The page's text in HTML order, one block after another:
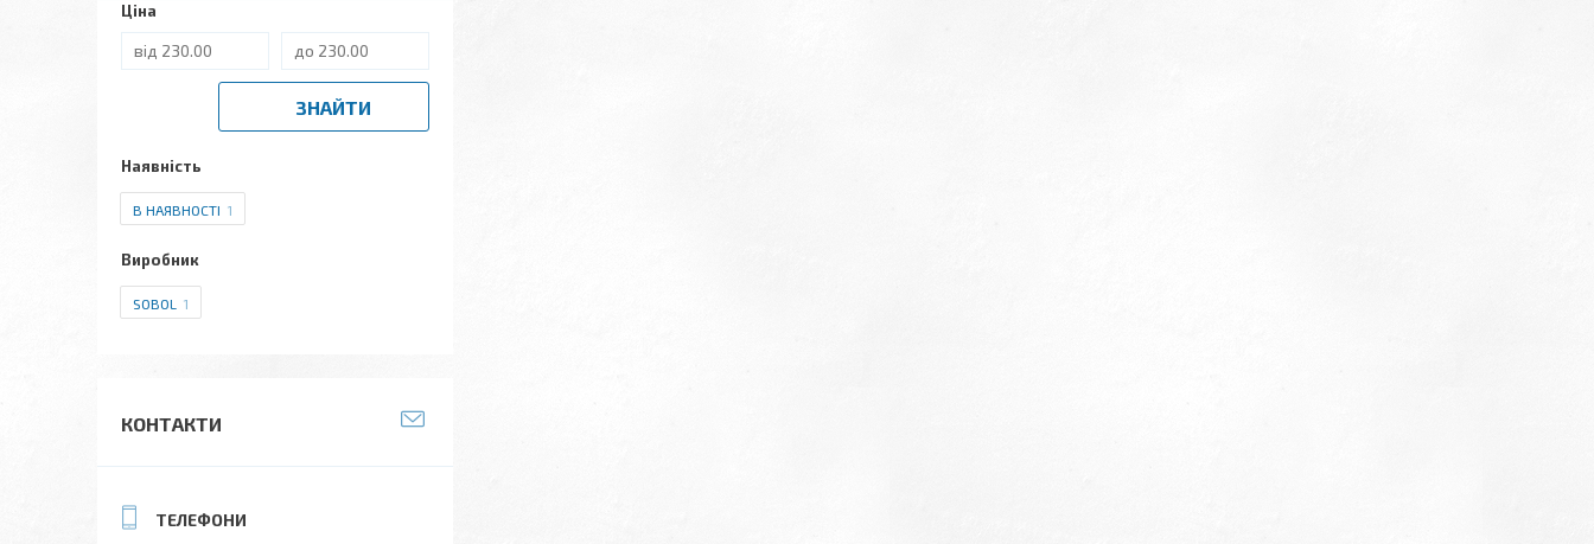
Ціна
ЗНАЙТИ
Наявність
В НАЯВНОСТІ 1
Виробник
SOBOL 1
КОНТАКТИ